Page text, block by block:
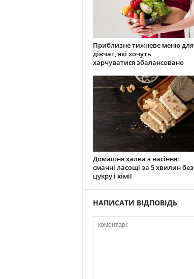
Приблизне тижневе меню для
дівчат, які хочуть
харчуватися збалансовано
Домашня халва з насіння:
смачні ласощі за 5 хвилин без
цукру і хімії
НАПИСАТИ ВІДПОВІДЬ